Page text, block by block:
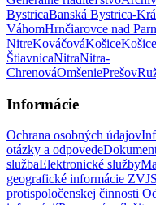
BystricaBanská Bystrica-
VáhomHrnčiarovce nad
NitreKováčováKošice
ŠtiavnicaNitraNitra-
ChrenováOmšeniePrešov
Informácie
Ochrana osobných údajov
otázky a odpovede
službaElektronické služby
geografické informácie ZVJS
protispoločenskej činnosti